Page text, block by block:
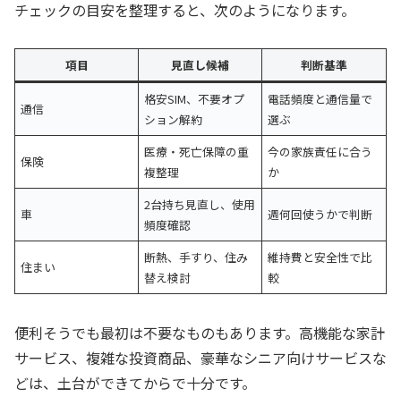
チェックの目安を整理すると、次のようになります。
項目 見直し候補 判断基準
通信
格安SIM、不要オプ
ション解約
電話頻度と通信量で
選ぶ
保険
医療・死亡保障の重
複整理
今の家族責任に合う
か
車
2台持ち見直し、使用
頻度確認
週何回使うかで判断
住まい
断熱、手すり、住み
替え検討
維持費と安全性で比
較
便利そうでも最初は不要なものもあります。高機能な家計
サービス、複雑な投資商品、豪華なシニア向けサービスな
どは、土台ができてからで十分です。